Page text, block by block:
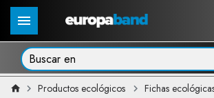
Productos ecológicos Fichas